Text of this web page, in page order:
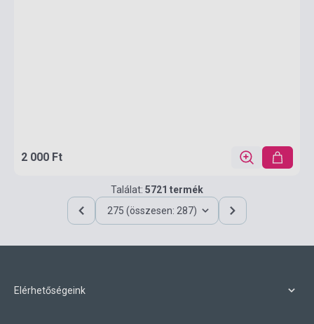
2 000 Ft
Találat: 5721 termék
275 (összesen: 287)
Elérhetőségeink